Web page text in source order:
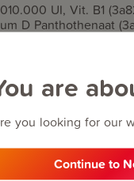
are
you looking for our
Continue to
UI, Vit. B1
D Panthothenaat
4.300 μg/kg, Vit. C
K3 (3a710) 190 mg/kg
as 1,5%, Vocht